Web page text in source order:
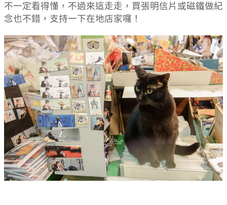
不一定看得懂，不過來這走走，買張明信片或磁鐵做紀
念也不錯，支持一下在地店家囉！